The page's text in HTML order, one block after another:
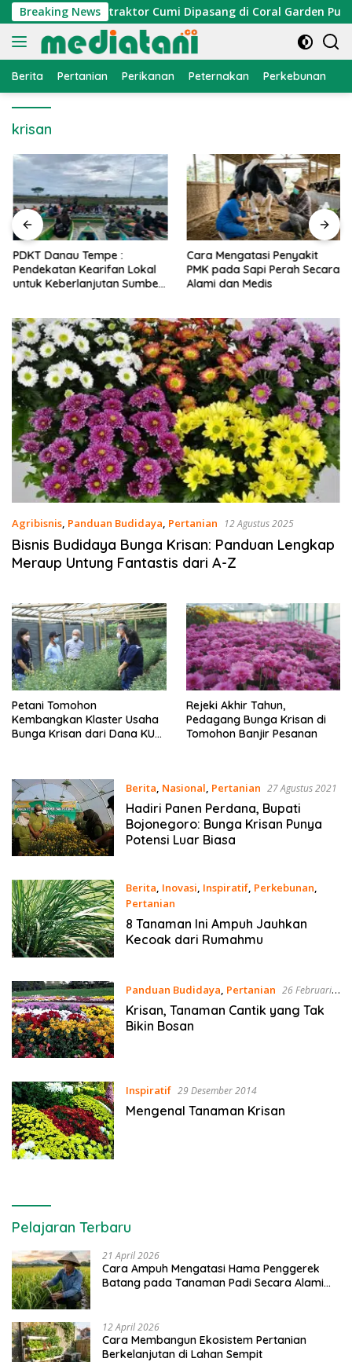
Langsung
ke
konten
Breaking News
Nelayan, Atraktor Cumi Dipasang di Coral Garden Pulau
Berita Pertanian Perikanan Peternakan Perkebunan
krisan
PDKT Danau Tempe :
Pendekatan Kearifan Lokal
untuk Keberlanjutan Sumber
Cara Mengatasi Penyakit
PMK pada Sapi Perah Secara
Alami dan Medis
Agribisnis, Panduan Budidaya, Pertanian 12 Agustus 2025
Bisnis Budidaya Bunga Krisan: Panduan Lengkap
Meraup Untung Fantastis dari A-Z
Petani Tomohon
Kembangkan Klaster Usaha
Bunga Krisan dari Dana KUR
Rejeki Akhir Tahun,
Pedagang Bunga Krisan di
Tomohon Banjir Pesanan
Berita, Nasional, Pertanian 27 Agustus 2021
Hadiri Panen Perdana, Bupati
Bojonegoro: Bunga Krisan Punya
Potensi Luar Biasa
Berita, Inovasi, Inspiratif, Perkebunan,
Pertanian
14 Maret 2021
8 Tanaman Ini Ampuh Jauhkan
Kecoak dari Rumahmu
Panduan Budidaya, Pertanian 26 Februari
2020
Krisan, Tanaman Cantik yang Tak
Bikin Bosan
Inspiratif 29 Desember 2014
Mengenal Tanaman Krisan
Pelajaran Terbaru
21 April 2026
Cara Ampuh Mengatasi Hama Penggerek
Batang pada Tanaman Padi Secara Alami
12 April 2026
Cara Membangun Ekosistem Pertanian
Berkelanjutan di Lahan Sempit